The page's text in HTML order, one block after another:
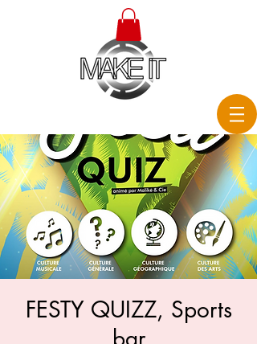
FESTY QUIZZ, Sports